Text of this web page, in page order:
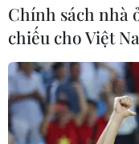
COVID-19 và hệ
Chính sách nhà
chiếu cho Việt